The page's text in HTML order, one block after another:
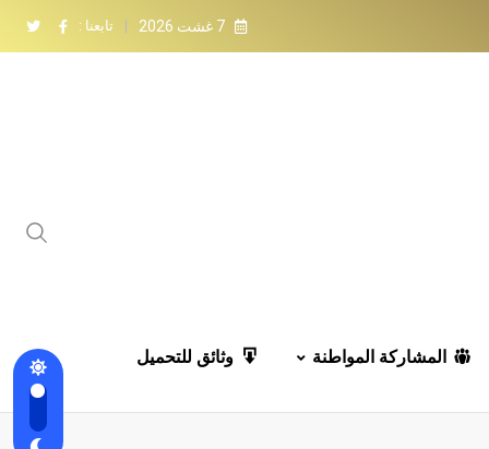
7 غشت 2026 تابعنا :
المشاركة المواطنة وثائق للتحميل